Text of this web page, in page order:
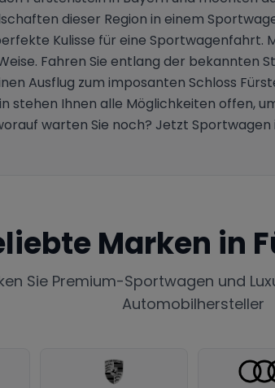
dieser Region in einem
Kulisse für eine Sportwagenfahrt.
Fahren Sie entlang der bekannten
Ausflug zum imposanten Schloss
stehen Ihnen alle Möglichkeiten offen,
warten Sie noch? Jetzt
Marken in
Sie Premium-Sportwagen und
Automobilhersteller